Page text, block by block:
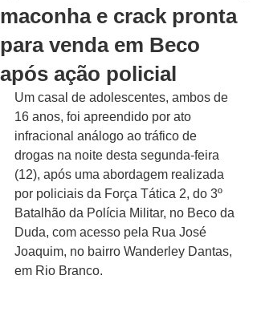
maconha e crack pronta
para venda em Beco
após ação policial
Um casal de adolescentes, ambos de
16 anos, foi apreendido por ato
infracional análogo ao tráfico de
drogas na noite desta segunda-feira
(12), após uma abordagem realizada
por policiais da Força Tática 2, do 3º
Batalhão da Polícia Militar, no Beco da
Duda, com acesso pela Rua José
Joaquim, no bairro Wanderley Dantas,
em Rio Branco.